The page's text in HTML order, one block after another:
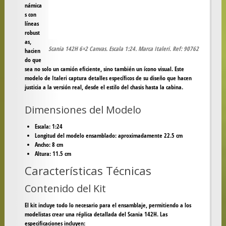
Scania 142H 6×2 Canvas. Escala 1:24. Marca Italeri. Ref: 90762
námica
s con
líneas
robust
as,
hacien
do que
sea no solo un camión eficiente, sino también un ícono visual. Este
modelo de Italeri captura detalles específicos de su diseño que hacen
justicia a la versión real, desde el estilo del chasis hasta la cabina.
Dimensiones del Modelo
Escala: 1:24
Longitud del modelo ensamblado: aproximadamente 22.5 cm
Ancho: 8 cm
Altura: 11.5 cm
Características Técnicas
Contenido del Kit
El kit incluye todo lo necesario para el ensamblaje, permitiendo a los
modelistas crear una réplica detallada del Scania 142H. Las
especificaciones incluyen: